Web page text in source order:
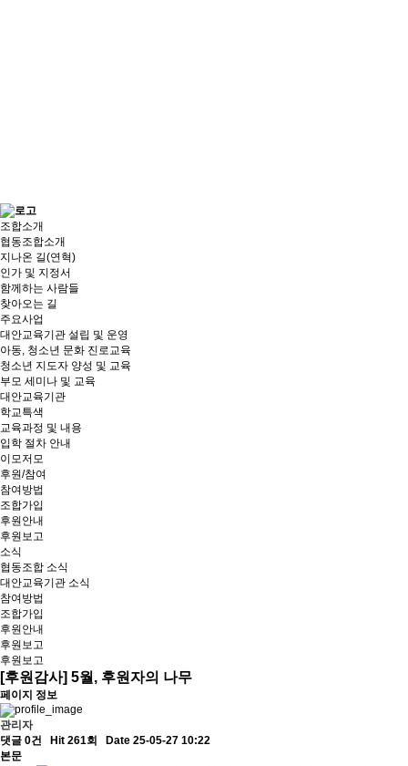
조합소개
협동조합소개
지나온 길(연혁)
인가 및 지정서
함께하는 사람들
찾아오는 길
주요사업
대안교육기관 설립 및 운영
아동, 청소년 문화 진로교육
청소년 지도자 양성 및 교육
부모 세미나 및 교육
대안교육기관
학교특색
교육과정 및 내용
입학 절차 안내
이모저모
후원/참여
참여방법
조합가입
후원안내
후원보고
소식
협동조합 소식
대안교육기관 소식
참여방법
조합가입
후원안내
후원보고
후원보고
[후원감사] 5월, 후원자의 나무
페이지 정보
관리자
댓글 0건
Hit 261회
Date 25-05-27 10:22
본문